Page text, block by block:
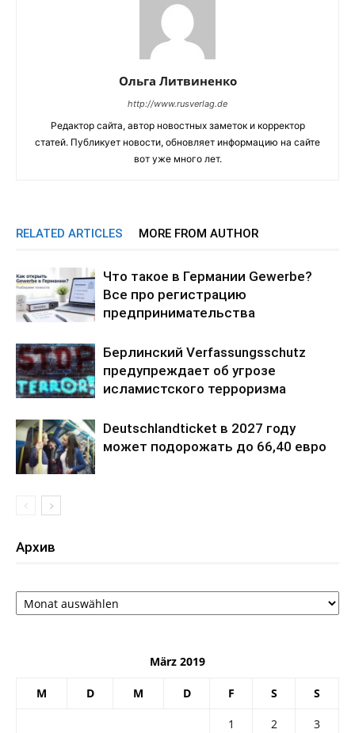
Ольга Литвиненко
http://www.rusverlag.de
Редактор сайта, автор новостных заметок и корректор
статей. Публикует новости, обновляет информацию на сайте
вот уже много лет.
RELATED ARTICLES MORE FROM AUTHOR
Что такое в Германии Gewerbe?
Все про регистрацию
предпринимательства
Берлинский Verfassungsschutz
предупреждает об угрозе
исламистского терроризма
Deutschlandticket в 2027 году
может подорожать до 66,40 евро
Архив
Архив
März 2019
M D M D F S S
1 2
3